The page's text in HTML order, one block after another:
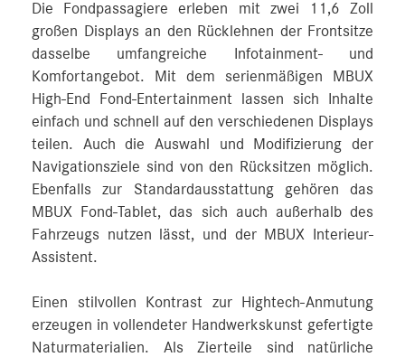
Die Fondpassagiere erleben mit zwei 11,6 Zoll
großen Displays an den Rücklehnen der Frontsitze
dasselbe umfangreiche Infotainment- und
Komfortangebot. Mit dem serienmäßigen MBUX
High-End Fond‑Entertainment lassen sich Inhalte
einfach und schnell auf den verschiedenen Displays
teilen. Auch die Auswahl und Modifizierung der
Navigationsziele sind von den Rücksitzen möglich.
Ebenfalls zur Standardausstattung gehören das
MBUX Fond-Tablet, das sich auch außerhalb des
Fahrzeugs nutzen lässt, und der MBUX Interieur-
Assistent.
Einen stilvollen Kontrast zur Hightech-Anmutung
erzeugen in vollendeter Handwerkskunst gefertigte
Naturmaterialien. Als Zierteile sind natürliche